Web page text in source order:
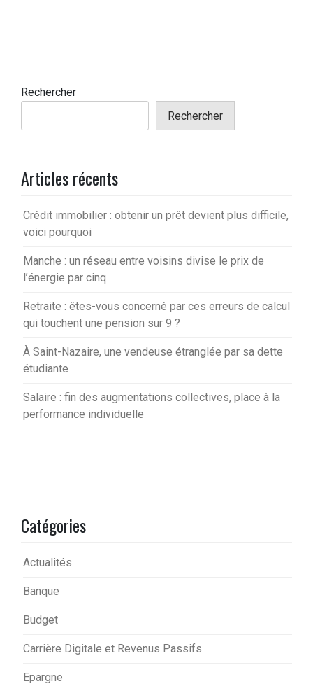
Rechercher
Rechercher
Articles récents
Crédit immobilier : obtenir un prêt devient plus difficile,
voici pourquoi
Manche : un réseau entre voisins divise le prix de
l’énergie par cinq
Retraite : êtes-vous concerné par ces erreurs de calcul
qui touchent une pension sur 9 ?
À Saint-Nazaire, une vendeuse étranglée par sa dette
étudiante
Salaire : fin des augmentations collectives, place à la
performance individuelle
Catégories
Actualités
Banque
Budget
Carrière Digitale et Revenus Passifs
Epargne